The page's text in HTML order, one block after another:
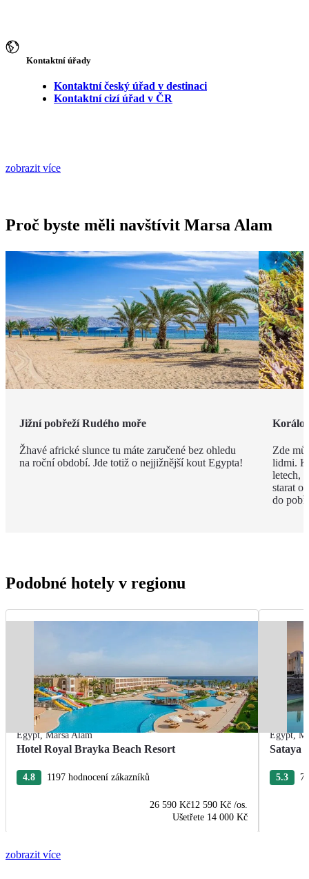
Kontaktní úřady
Kontaktní český úřad v destinaci
Kontaktní cizí úřad v ČR
zobrazit více
Proč byste měli navštívit Marsa Alam
Jižní pobřeží Rudého moře
Žhavé africké slunce tu máte zaručené bez ohledu
na roční období. Jde totiž o nejjižnější kout Egypta!
Zde
lidmi. K
letech,
starat o
do
Podobné hotely v regionu
Egypt,Marsa Alam
Hotel Royal Brayka Beach Resort
4.8 1197 hodnocení zákazníků
26 590 Kč12 590 Kč /os.
Ušetřete 14 000 Kč
Egypt,
Sataya
5.3
zobrazit více